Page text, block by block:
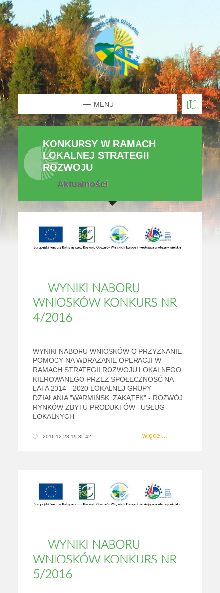
MENU
KONKURSY W RAMACH
LOKALNEJ STRATEGII
ROZWOJU
Aktualności
WYNIKI NABORU
WNIOSKÓW KONKURS NR
4/2016
WYNIKI NABORU WNIOSKÓW O PRZYZNANIE
POMOCY NA WDRAŻANIE OPERACJI W
RAMACH STRATEGII ROZWOJU LOKALNEGO
KIEROWANEGO PRZEZ SPOŁECZNOSĆ NA
LATA 2014 - 2020 LOKALNEJ GRUPY
DZIAŁANIA "WARMIŃSKI ZAKĄTEK" - ROZWÓJ
RYNKÓW ZBYTU PRODUKTÓW I USŁUG
LOKALNYCH
więcej...
2016-12-28 19:35:42
WYNIKI NABORU
WNIOSKÓW KONKURS NR
5/2016